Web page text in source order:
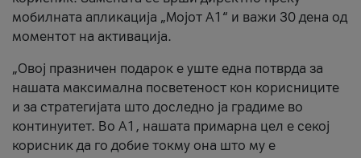
мобилната апликација „Мојот А1“ и важи 30 дена од
моментот на активација.
„Овој празничен подарок е уште една потврда за
нашата максимална посветеност кон корисниците
и за стратегијата што доследно ја градиме во
континуитет. Во А1, нашата примарна цел е секој
корисник да го добие токму она што му е